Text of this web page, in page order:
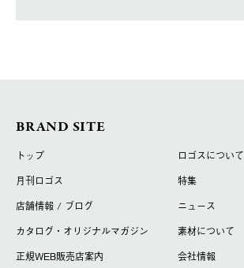
BRAND SITE
トップ
ロゴスについて
月刊ロゴス
特集
店舗情報 / ブログ
ニュース
カタログ・オリジナルマガジン
素材について
正規WEB販売店案内
会社情報